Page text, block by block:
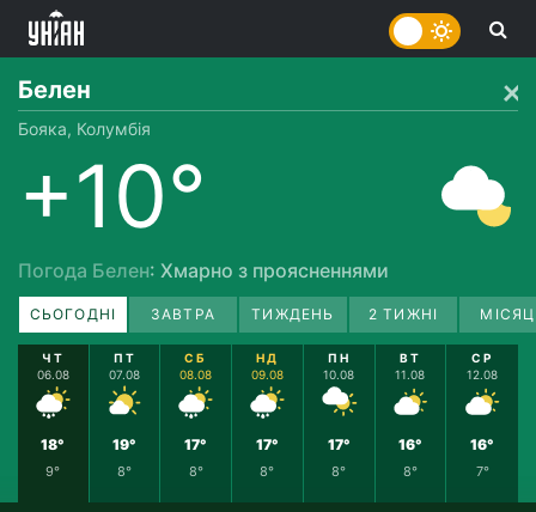
Белен
Бояка, Колумбія
+10°
Погода Белен: Хмарно з проясненнями
СЬОГОДНІ ЗАВТРА ТИЖДЕНЬ 2 ТИЖНІ
ЧТ
06.08
18°
9°
ПТ
07.08
19°
8°
СБ
08.08
17°
8°
НД
09.08
17°
8°
ПН
10.08
17°
8°
ВТ
11.08
16°
8°
СР
12.08
16°
7°